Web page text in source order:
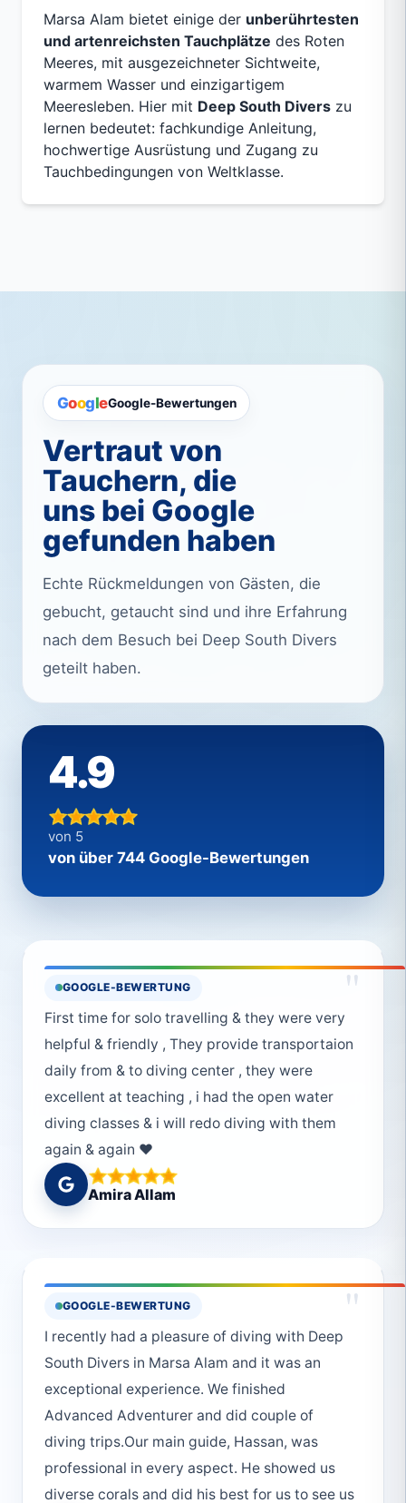
Marsa Alam bietet einige der unberührtesten
und artenreichsten Tauchplätze des Roten
Meeres, mit ausgezeichneter Sichtweite,
warmem Wasser und einzigartigem
Meeresleben. Hier mit Deep South Divers zu
lernen bedeutet: fachkundige Anleitung,
hochwertige Ausrüstung und Zugang zu
Tauchbedingungen von Weltklasse.
GoogleGoogle-Bewertungen
Vertraut von
Tauchern, die
uns bei Google
gefunden haben
Echte Rückmeldungen von Gästen, die
gebucht, getaucht sind und ihre Erfahrung
nach dem Besuch bei Deep South Divers
geteilt haben.
4.9
von 5
von über 744 Google-Bewertungen
GOOGLE-BEWERTUNG "
First time for solo travelling & they were very
helpful & friendly , They provide transportaion
daily from & to diving center , they were
excellent at teaching , i had the open water
diving classes & i will redo diving with them
again & again ❤️
Amira Allam
GOOGLE-BEWERTUNG "
I recently had a pleasure of diving with Deep
South Divers in Marsa Alam and it was an
exceptional experience. We finished
Advanced Adventurer and did couple of
diving trips.Our main guide, Hassan, was
professional in every aspect. He showed us
diverse corals and did his best for us to see us